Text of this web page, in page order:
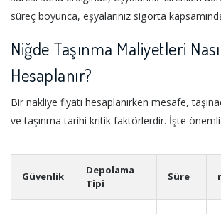
süreç boyunca, eşyalarınız sigorta
Niğde Taşınma Maliyetleri
Hesaplanır?
Bir nakliye fiyatı hesaplanırken mesafe,
ve taşınma tarihi kritik faktörlerdir. İşte
Güvenlik
Depolama
Tipi
Süre